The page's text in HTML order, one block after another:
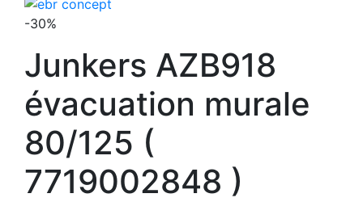
-30%
Junkers AZB918
évacuation murale
80/125 (
7719002848 )